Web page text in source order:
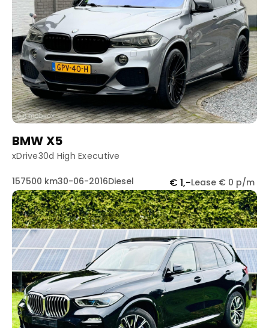
BMW X5
xDrive30d High Executive
157500 km30-06-2016Diesel € 1,-Lease € 0 p/m